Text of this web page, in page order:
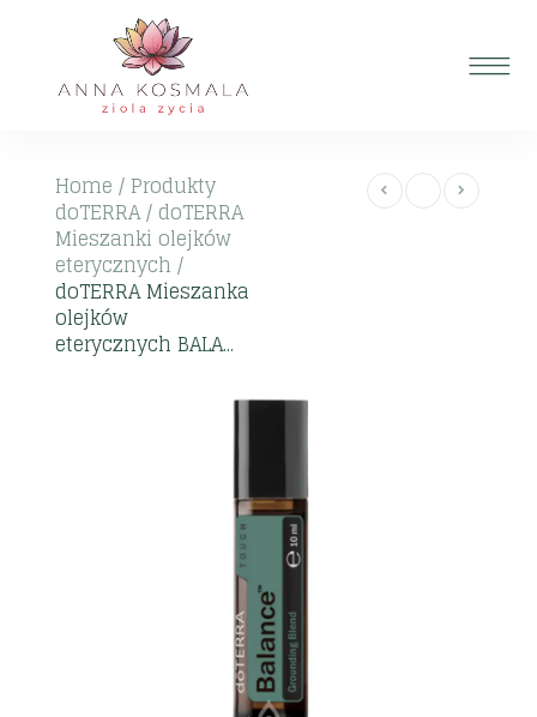
Home / Produkty
doTERRA/ doTERRA
Mieszanki olejków
eterycznych /
doTERRA Mieszanka
olejków
eterycznych BALA...